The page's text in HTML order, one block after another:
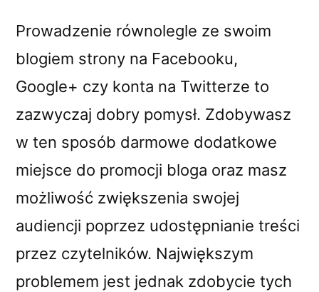
Prowadzenie równolegle ze swoim
blogiem strony na Facebooku,
Google+ czy konta na Twitterze to
zazwyczaj dobry pomysł. Zdobywasz
w ten sposób darmowe dodatkowe
miejsce do promocji bloga oraz masz
możliwość zwiększenia swojej
audiencji poprzez udostępnianie treści
przez czytelników. Największym
problemem jest jednak zdobycie tych